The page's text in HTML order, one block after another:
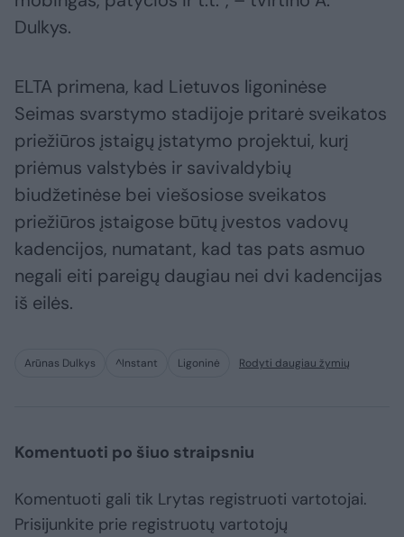
Dulkys.
ELTA primena, kad Lietuvos ligoninėse
Seimas svarstymo stadijoje pritarė sveikatos
priežiūros įstaigų įstatymo projektui, kurį
priėmus valstybės ir savivaldybių
biudžetinėse bei viešosiose sveikatos
priežiūros įstaigose būtų įvestos vadovų
kadencijos, numatant, kad tas pats asmuo
negali eiti pareigų daugiau nei dvi kadencijas
iš eilės.
Arūnas Dulkys ^Instant Ligoninė Rodyti daugiau žymių
Komentuoti po šiuo straipsniu
Komentuoti gali tik Lrytas registruoti vartotojai.
Prisijunkite prie registruotų vartotojų